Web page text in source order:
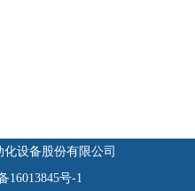
设备股份有限公司
16013845号-1